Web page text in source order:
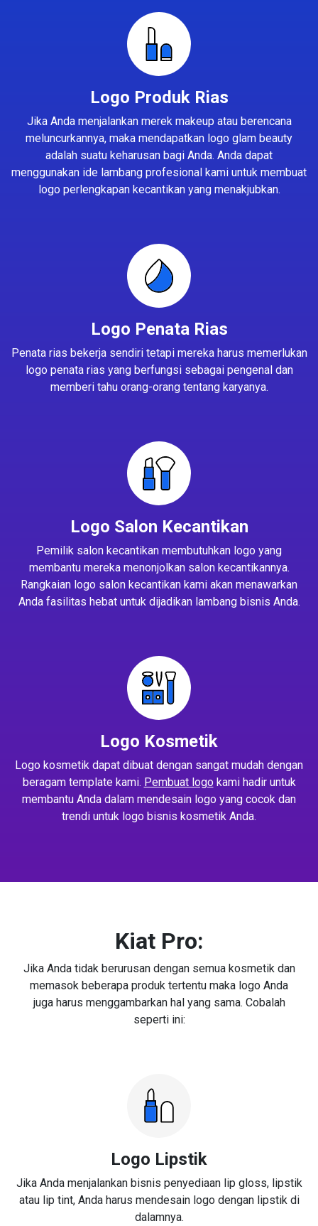
Logo Produk Rias
Jika Anda menjalankan merek makeup atau berencana
meluncurkannya, maka mendapatkan logo glam beauty
adalah suatu keharusan bagi Anda. Anda dapat
menggunakan ide lambang profesional kami untuk membuat
logo perlengkapan kecantikan yang menakjubkan.
Logo Penata Rias
Penata rias bekerja sendiri tetapi mereka harus memerlukan
logo penata rias yang berfungsi sebagai pengenal dan
memberi tahu orang-orang tentang karyanya.
Logo Salon Kecantikan
Pemilik salon kecantikan membutuhkan logo yang
membantu mereka menonjolkan salon kecantikannya.
Rangkaian logo salon kecantikan kami akan menawarkan
Anda fasilitas hebat untuk dijadikan lambang bisnis Anda.
Logo Kosmetik
Logo kosmetik dapat dibuat dengan sangat mudah dengan
beragam template kami. Pembuat logokami hadir untuk
membantu Anda dalam mendesain logo yang cocok dan
trendi untuk logo bisnis kosmetik Anda.
Kiat Pro:
Jika Anda tidak berurusan dengan semua kosmetik dan
memasok beberapa produk tertentu maka logo Anda
juga harus menggambarkan hal yang sama. Cobalah
seperti ini:
Logo Lipstik
Jika Anda menjalankan bisnis penyediaan lip gloss, lipstik
atau lip tint, Anda harus mendesain logo dengan lipstik di
dalamnya.